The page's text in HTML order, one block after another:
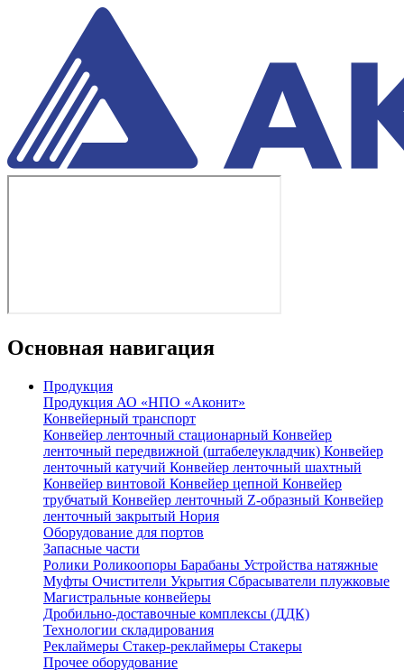
Основная навигация
Продукция
Продукция АО «НПО «Аконит»
Конвейерный транспорт
Конвейер ленточный стационарный Конвейер
ленточный передвижной (штабелеукладчик) Конвейер
ленточный катучий Конвейер ленточный шахтный
Конвейер винтовой Конвейер цепной Конвейер
трубчатый Конвейер ленточный Z-образный Конвейер
ленточный закрытый Нория
Оборудование для портов
Запасные части
Ролики Роликоопоры Барабаны Устройства натяжные
Муфты Очистители Укрытия Сбрасыватели плужковые
Магистральные конвейеры
Дробильно-доставочные комплексы (ДДК)
Технологии складирования
Реклаймеры Стакер-реклаймеры Стакеры
Прочее оборудование